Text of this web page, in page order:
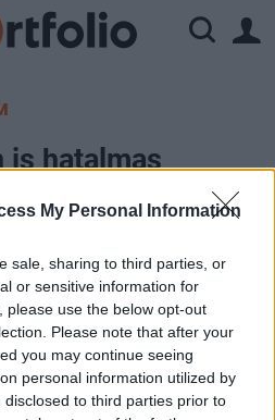
My Personal Information
sale, sharing to third parties, or
or sensitive information for
please use the below opt-out
Please note that after your
you may continue seeing
personal information utilized by
to third parties prior to
is hatalmas
az árvizek
mint 96 ezer embert,
gyereket kellett
áradások által